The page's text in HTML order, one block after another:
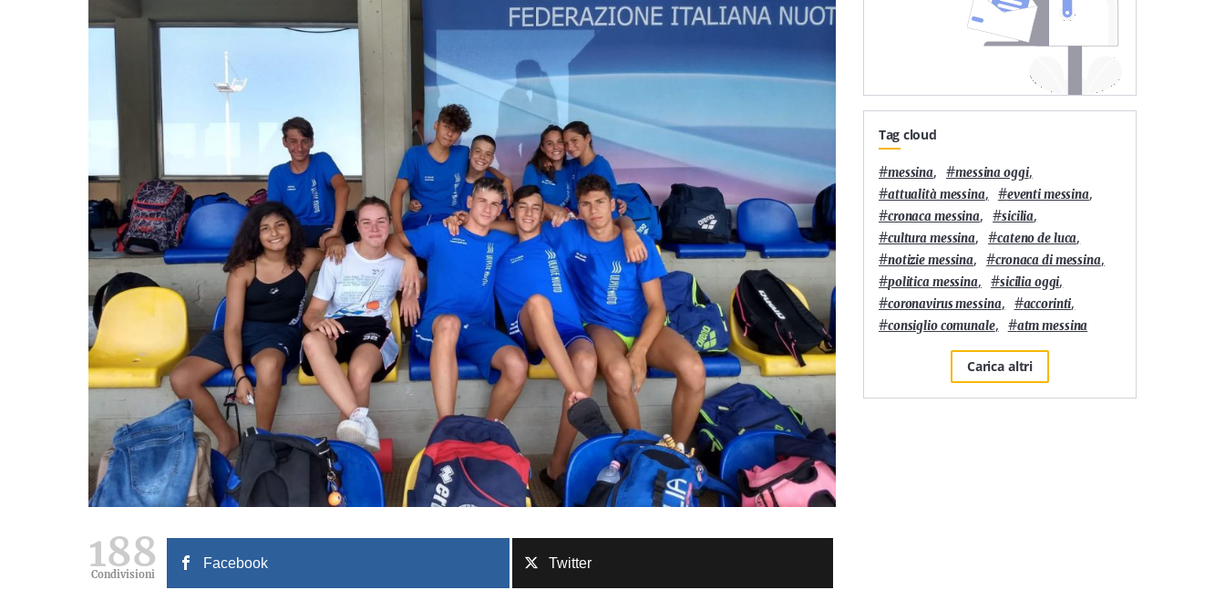
188
Condivisioni
Facebook Twitter
Tag cloud
#messina, #messina oggi,
#attualità messina, #eventi messina,
#cronaca messina, #sicilia,
#cultura messina, #cateno de luca,
#notizie messina, #cronaca di messina,
#politica messina, #sicilia oggi,
#coronavirus messina, #accorinti,
#consiglio comunale, #atm messina
Carica altri